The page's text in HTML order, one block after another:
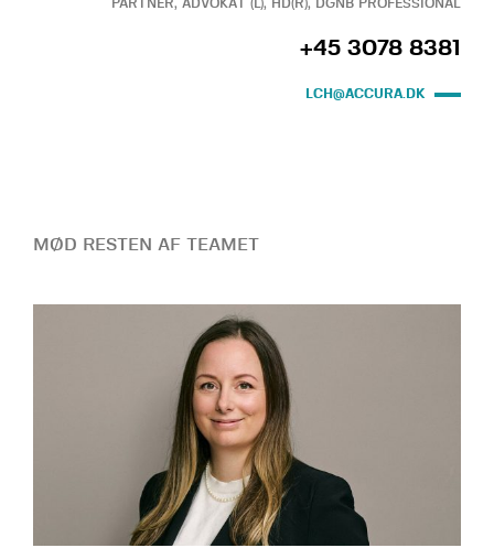
PARTNER, ADVOKAT (L), HD(R), DGNB PROFESSIONAL
+45 3078 8381
LCH@ACCURA.DK
MØD RESTEN AF TEAMET